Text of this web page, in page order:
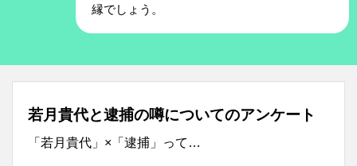
縁でしょう。
若月貴代と逮捕の噂についてのアンケート
「若月貴代」×「逮捕」って…